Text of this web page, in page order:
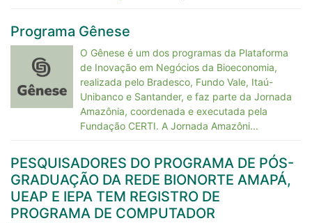
Programa Gênese
O Gênese é um dos programas da Plataforma
de Inovação em Negócios da Bioeconomia,
realizada pelo Bradesco, Fundo Vale, Itaú-
Unibanco e Santander, e faz parte da Jornada
Amazônia, coordenada e executada pela
Fundação CERTI. A Jornada Amazôni...
PESQUISADORES DO PROGRAMA DE PÓS-
GRADUAÇÃO DA REDE BIONORTE AMAPÁ,
UEAP E IEPA TEM REGISTRO DE
PROGRAMA DE COMPUTADOR